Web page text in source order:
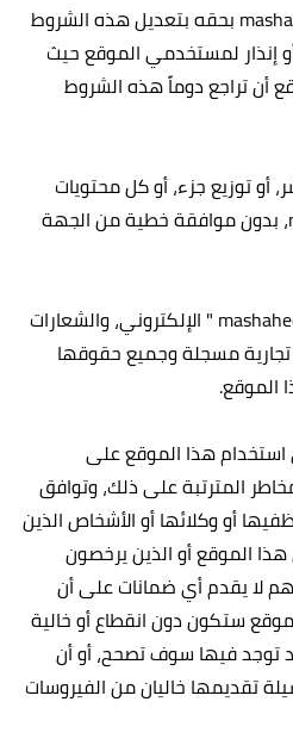
رابعاً: يحتفظ mashaheeralfann.com بحقه بتعديل هذه الشروط
إنذار لمستخدمي الموقع حيث
أن تراجع دوماً هذه الشروط
أو توزيع جزء، أو كل محتويات
موقع mashaheeralfann.com، بدون موافقة خطية من الجهة
سادساً: موقع " mashaheeralfann.com " الإلكتروني، والشعارات
مسجلة وجميع حقوقها
الموقع.
هذا الموقع على
المترتبة على ذلك، وتوافق
أو وكلائها أو الأشخاص الذين
الموقع أو الذين يرخصون
لا يقدم أي ضمانات على أن
ستكون دون انقطاع أو خالية
توجد فيها سوف تصحح، أو أن
تقديمها خاليان من الفيروسات